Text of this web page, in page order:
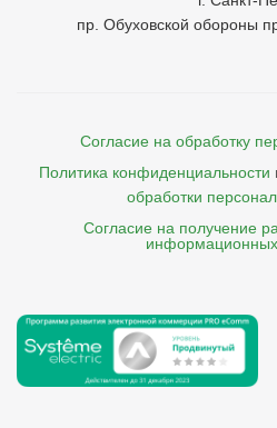
пр. Обуховской обороны
Согласие на обработку
Политика конфиденциальности
обработки
Согласие на получение